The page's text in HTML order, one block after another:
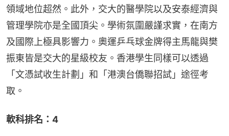
領域地位超然。此外，交大的醫學院以及安泰經濟與
管理學院亦是全國頂尖。學術氛圍嚴謹求實，在南方
及國際上極具影響力。奧運乒乓球金牌得主馬龍與樊
振東皆是交大的星級校友。香港學生同樣可以透過
「文憑試收生計劃」和「港澳台僑聯招試」途徑考
取。
軟科排名：4